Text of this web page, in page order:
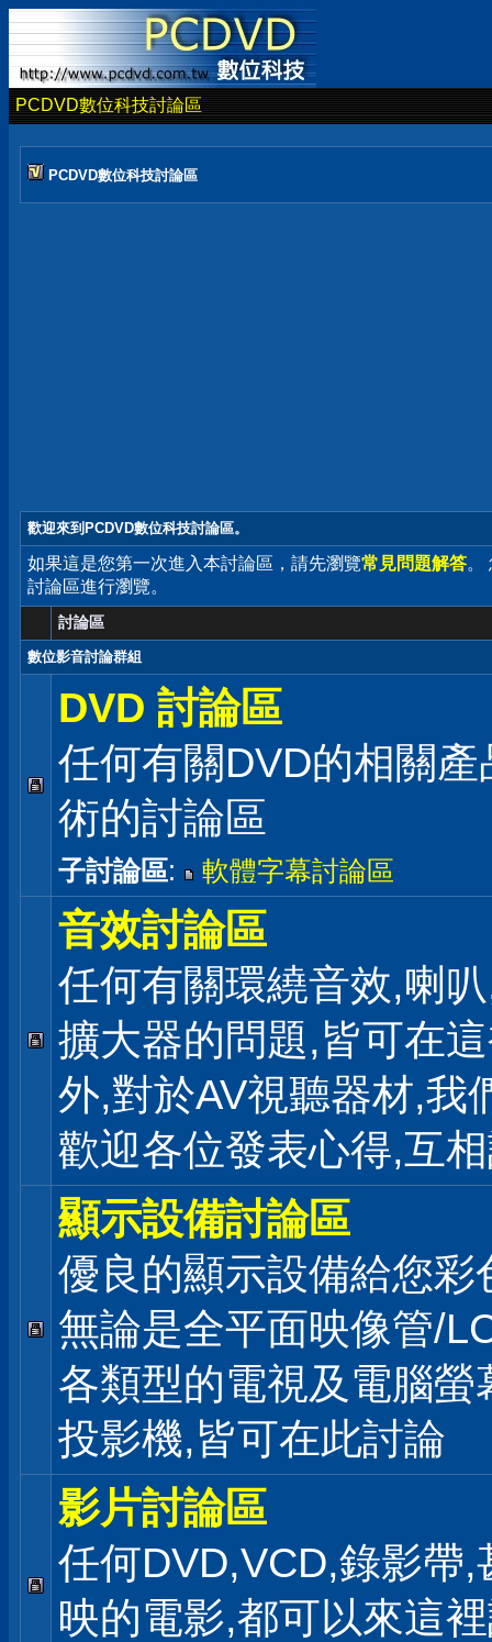
PCDVD數位科技討論區
PCDVD數位科技討論區
歡迎來到PCDVD數位科技討論區。
如果這是您第一次進入本討論區，請先瀏覽常見問題解答。
討論區進行瀏覽。
討論區
數位影音討論群組
DVD 討論區
任何有關DVD的相關
術的討論區
子討論區: 軟體字幕討論區
音效討論區
任何有關環繞音效,喇
擴大器的問題,皆可在
外,對於AV視聽器材,我
歡迎各位發表心得,互
顯示設備討論區
優良的顯示設備給您彩
無論是全平面映像管/
各類型的電視及電腦螢
投影機,皆可在此討論
影片討論區
任何DVD,VCD,錄影帶,
映的電影,都可以來這